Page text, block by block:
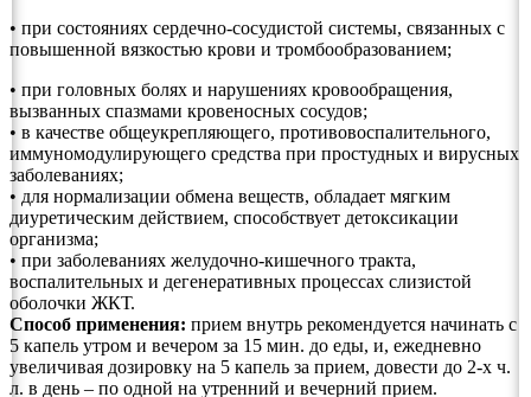
• при состояниях сердечно-сосудистой системы, связанных с
повышенной вязкостью крови и тромбообразованием;
• при головных болях и нарушениях кровообращения,
вызванных спазмами кровеносных сосудов;
• в качестве общеукрепляющего, противовоспалительного,
иммуномодулирующего средства при простудных и вирусных
заболеваниях;
• для нормализации обмена веществ, обладает мягким
диуретическим действием, способствует детоксикации
организма;
• при заболеваниях желудочно-кишечного тракта,
воспалительных и дегенеративных процессах слизистой
оболочки ЖКТ.
Способ применения: прием внутрь рекомендуется начинать с
5 капель утром и вечером за 15 мин. до еды, и, ежедневно
увеличивая дозировку на 5 капель за прием, довести до 2-х ч.
л. в день – по одной на утренний и вечерний прием.